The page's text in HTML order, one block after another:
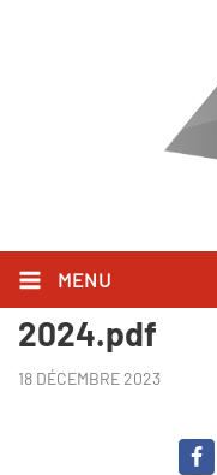
MENU
Du 13 janvier
2024.pdf
18 DÉCEMBRE 2023